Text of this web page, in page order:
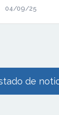
04/09/25
de